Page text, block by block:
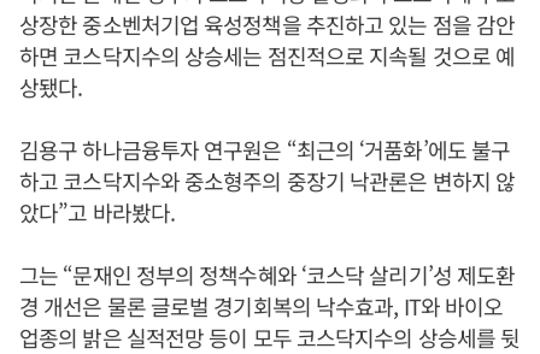
상장한 중소벤처기업 육성정책을 추진하고 있는 점을 감안
하면 코스닥지수의 상승세는 점진적으로 지속될 것으로 예
상됐다.
김용구 하나금융투자 연구원은 “최근의 ‘거품화’에도 불구
하고 코스닥지수와 중소형주의 중장기 낙관론은 변하지 않
았다”고 바라봤다.
그는 “문재인 정부의 정책수혜와 ‘코스닥 살리기’성 제도환
경 개선은 물론 글로벌 경기회복의 낙수효과, IT와 바이오
업종의 밝은 실적전망 등이 모두 코스닥지수의 상승세를 뒷